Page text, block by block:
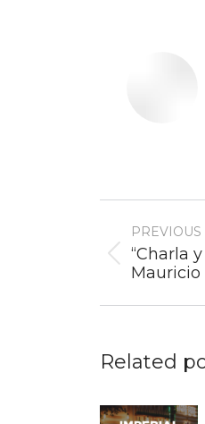
PREVIOUS
Previous
post:
“Charla
Mauricio
Related